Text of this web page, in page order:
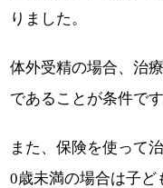
りました。
体外受精の場合、治
であることが条件です
また、保険を使って
0歳未満の場合は子ど